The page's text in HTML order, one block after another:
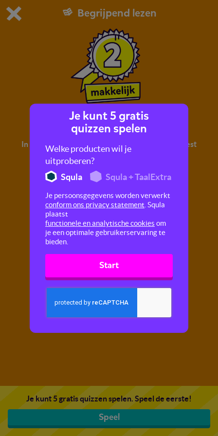
Dit is de gratis demo van Squla.
Bestel nu
0 1
Begrijpend lezen
Records die je niet wilt breken
In deze quiz oefen je met begrijpend lezen. Je leest
een tekst en maakt hier vragen over.
Je kunt 5 gratis quizzen spelen. Speel de eerste!
Speel
Je kunt 5 gratis
quizzen spelen
Welke producten wil je
uitproberen?
Squla
Squla + TaalExtra
Je persoonsgegevens worden verwerkt
conform ons privacy statement . Squla
plaatst
functionele en analytische cookies om
je een optimale gebruikerservaring te
bieden.
Start